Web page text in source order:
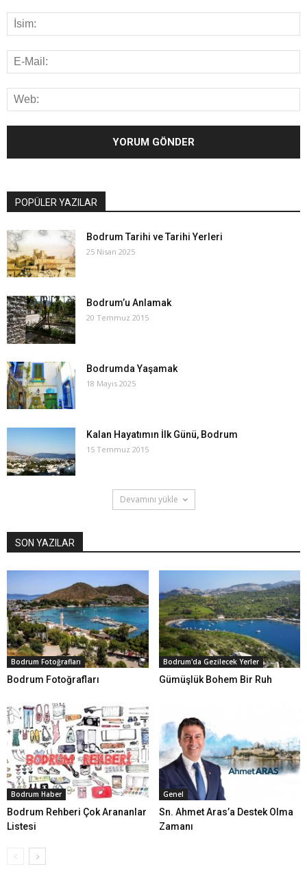
POPÜLER YAZILAR
Bodrum Tarihi ve Tarihi Yerleri
25 Nisan 2025
Bodrum’u Anlamak
20 Temmuz 2015
Bodrumda Yaşamak
18 Mayıs 2025
Kalan Hayatımın İlk Günü, Bodrum
15 Temmuz 2015
Devamını yükle
SON YAZILAR
Bodrum Fotoğrafları
Bodrum Fotoğrafları
Bodrum'da Gezilecek Yerler
Gümüşlük Bohem Bir Ruh
Bodrum Haber
Bodrum Rehberi Çok Arananlar
Listesi
Genel
Sn. Ahmet Aras’a Destek Olma
Zamanı